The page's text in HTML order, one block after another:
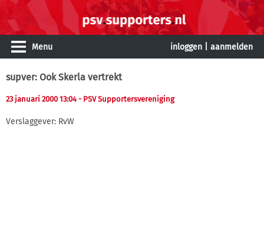
Menu inloggen aanmelden
supver: Ook Skerla vertrekt
23 januari 2000 13:04 - PSV Supportersvereniging
Verslaggever: RvW